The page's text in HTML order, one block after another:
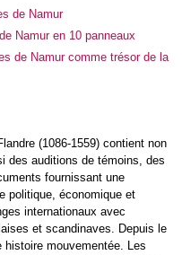
de Namur
Namur en 10 panneaux
de Namur comme trésor de la
(1086-1559) contient non
des auditions de témoins, des
fournissant une
politique, économique et
internationaux avec
et scandinaves. Depuis le
mouvementée. Les